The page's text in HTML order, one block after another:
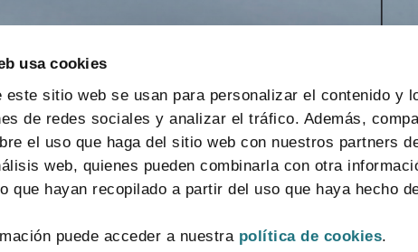
usa cookies
este sitio web se usan para personalizar el contenido y
de redes sociales y analizar el tráfico. Además,
el uso que haga del sitio web con nuestros partners
web, quienes pueden combinarla con otra
que hayan recopilado a partir del uso que haya hecho
puede acceder a nuestra política de cookies.